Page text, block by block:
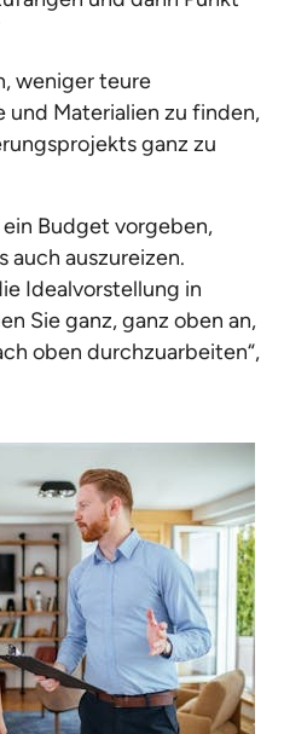
weniger teure
Materialien zu finden,
ganz zu
ein Budget vorgeben,
auch auszureizen.
Idealvorstellung in
Sie ganz, ganz oben an,
oben durchzuarbeiten“,